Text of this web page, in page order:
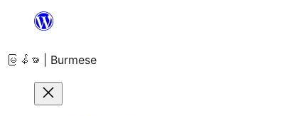
အကြောင်းအရာ
ကျော်သွား
မြန်မာ | Burmese